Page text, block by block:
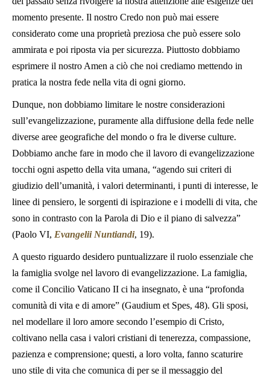
momento presente. Il nostro Credo non può mai essere
considerato come una proprietà preziosa che può essere solo
ammirata e poi riposta via per sicurezza. Piuttosto dobbiamo
esprimere il nostro Amen a ciò che noi crediamo mettendo in
pratica la nostra fede nella vita di ogni giorno.
Dunque, non dobbiamo limitare le nostre considerazioni
sull’evangelizzazione, puramente alla diffusione della fede nelle
diverse aree geografiche del mondo o fra le diverse culture.
Dobbiamo anche fare in modo che il lavoro di evangelizzazione
tocchi ogni aspetto della vita umana, “agendo sui criteri di
giudizio dell’umanità, i valori determinanti, i punti di interesse, le
linee di pensiero, le sorgenti di ispirazione e i modelli di vita, che
sono in contrasto con la Parola di Dio e il piano di salvezza”
(Paolo VI, Evangelii Nuntiandi, 19).
A questo riguardo desidero puntualizzare il ruolo essenziale che
la famiglia svolge nel lavoro di evangelizzazione. La famiglia,
come il Concilio Vaticano II ci ha insegnato, è una “profonda
comunità di vita e di amore” (Gaudium et Spes, 48). Gli sposi,
nel modellare il loro amore secondo l’esempio di Cristo,
coltivano nella casa i valori cristiani di tenerezza, compassione,
pazienza e comprensione; questi, a loro volta, fanno scaturire
uno stile di vita che comunica di per se il messaggio del